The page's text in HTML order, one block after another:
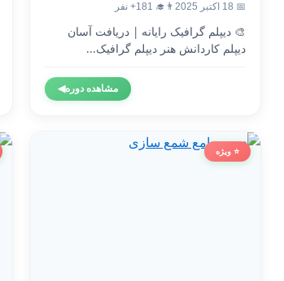
📅 18 اکتبر 2025 👨‍🎓 181+ نفر
🎨 دیپلم گرافیک رایانه | دریافت آسان
دیپلم کاردانش هنر دیپلم گرافیک...
مشاهده دوره◀
⭐ ویژه